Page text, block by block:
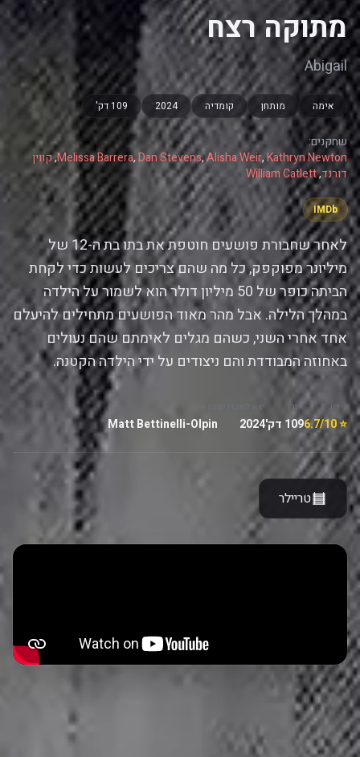
מתוקה רצח
Abigail
אימה מותחן קומדיה 2024 109 דק'
שחקנים:
Melissa Barrera,Dan Stevens,Alisha Weir,Kathryn Newton
,קווין
דורנד,
William Catlett
IMDb
לאחר שחבורת פושעים חוטפת את בתו בת ה-12 של
מיליונר מפוקפק, כל מה שהם צריכים לעשות כדי לקחת
הביתה כופר של 50 מיליון דולר הוא לשמור על הילדה
במהלך הלילה. אבל מהר מאוד הפושעים מתחילים להיעלם
אחד אחרי השני, כשהם מגלים לאימתם שהם נעולים
באחוזה המבודדת והם ניצודים על ידי הילדה הקטנה.
דירוג
⭐ 6.7/10
אורך
109 דק'
יצא לאקרנים
2024
במאי
Matt Bettinelli-Olpin
טריילר